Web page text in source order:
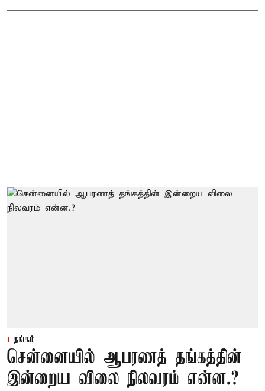
தங்கம்
சென்னையில் ஆபரணத் தங்கத்தின்
இன்றைய விலை நிலவரம் என்ன.?